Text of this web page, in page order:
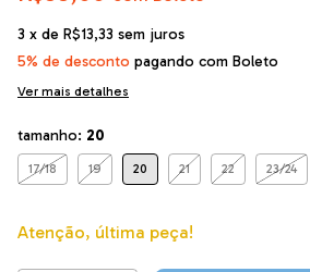
3 x de R$13,33 sem juros
5% de desconto pagando com Boleto
Ver mais detalhes
tamanho: 20
17/18 19 20 21 22 23/24
Atenção, última peça!